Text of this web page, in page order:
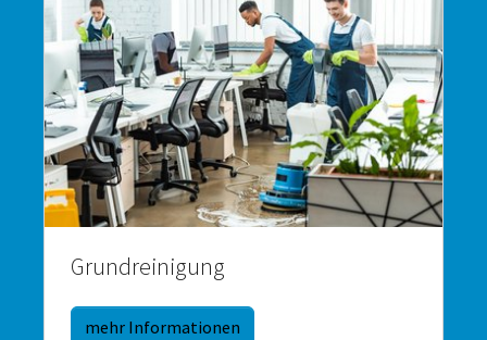
Grundreinigung
mehr Informationen